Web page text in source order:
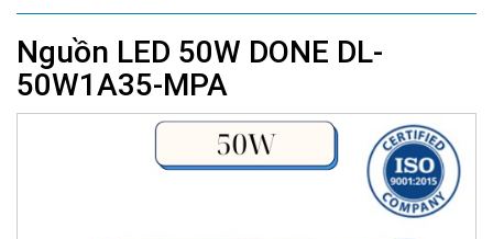
Nguồn LED 50W DONE DL-
50W1A35-MPA